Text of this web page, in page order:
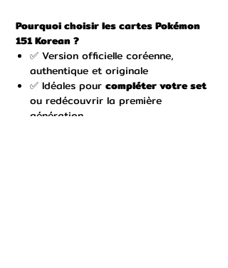
Pourquoi choisir les cartes Pokémon
151 Korean ?
✅ Version officielle coréenne,
authentique et originale
✅ Idéales pour compléter votre set
ou redécouvrir la première
génération